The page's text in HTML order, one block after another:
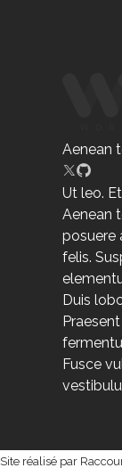
Aenean
Ut leo.
Aenean
posuere
felis.
Duis
Fusce
Site réalisé par